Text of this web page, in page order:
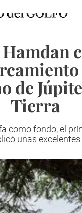
de
Tierra
como fondo, el
unas